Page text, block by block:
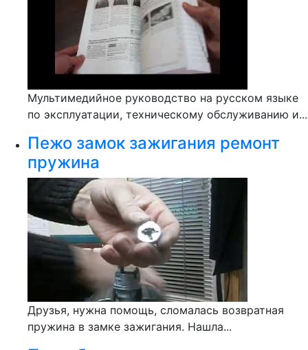
Мультимедийное руководство на русском языке
по эксплуатации, техническому обслуживанию и...
Пежо замок зажигания ремонт
пружина
Друзья, нужна помощь, сломалась возвратная
пружина в замке зажигания. Нашла...